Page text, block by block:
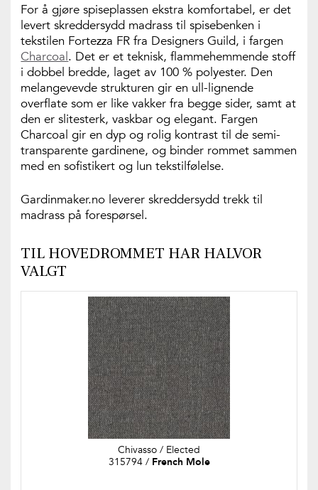
For å gjøre spiseplassen ekstra komfortabel, er det
levert skreddersydd madrass til spisebenken i
tekstilen Fortezza FR fra Designers Guild, i fargen
Charcoal. Det er et teknisk, flammehemmende stoff
i dobbel bredde, laget av 100 % polyester. Den
melangevevde strukturen gir en ull-lignende
overflate som er like vakker fra begge sider, samt at
den er slitesterk, vaskbar og elegant. Fargen
Charcoal gir en dyp og rolig kontrast til de semi-
transparente gardinene, og binder rommet sammen
med en sofistikert og lun tekstilfølelse.
Gardinmaker.no leverer skreddersydd trekk til
madrass på forespørsel.
TIL HOVEDROMMET HAR HALVOR
VALGT
Chivasso / Elected
315794 / French Mole